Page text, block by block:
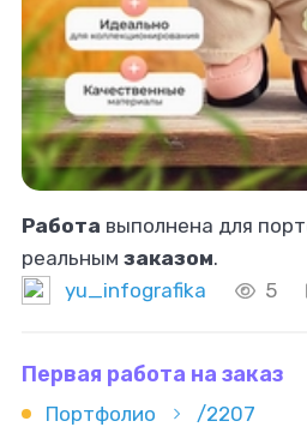
Работа выполнена для
реальным заказом.
yu_infografika
5
Первая работа на заказ
Портфолио /2207